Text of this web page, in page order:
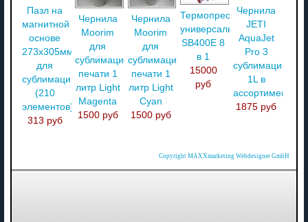
Пазл на
магнитной
основе
273x305мм
для
сублимации
(210
элементов)
313 руб
Чернила
Moorim
для
сублимационной
печати 1
литр Light
Magenta
1500 руб
Чернила
Moorim
для
сублимационной
печати 1
литр Light
Cyan
1500 руб
Термопресс
универсальный
SB400E 8
в 1
15000
руб
Чернила
JETI
AquaJet
Pro 3
1L в
ассортименте
1875 руб
Copyright MAXXmarketing Webdesigner GmbH